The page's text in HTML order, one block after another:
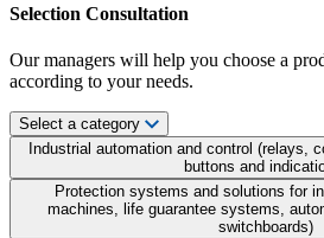
Selection Consultation
Our managers will help you choose a
according to your needs.
Select a category
Industrial automation and control (relays,
buttons and
Protection systems and solutions for
machines, life guarantee systems,
switchboards)